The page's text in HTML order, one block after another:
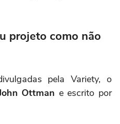
projeto como não
pela Variety, o
Ottman e escrito por